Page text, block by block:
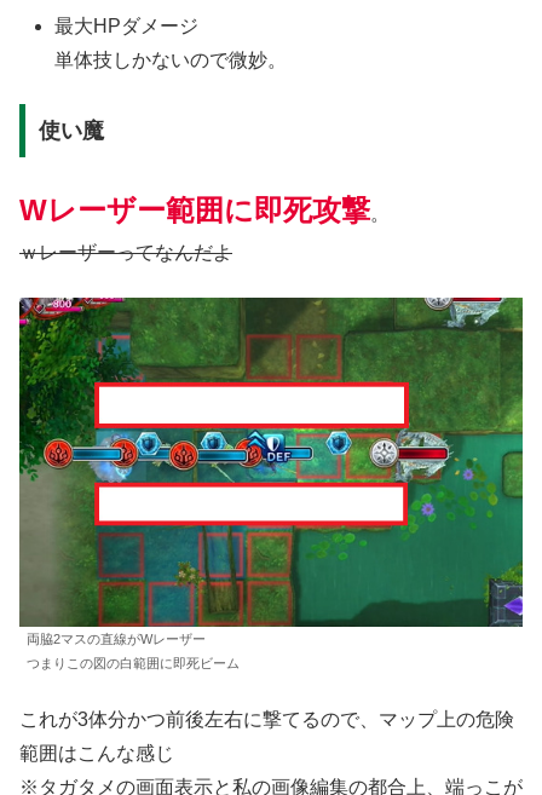
最大HPダメージ
単体技しかないので微妙。
使い魔
Wレーザー範囲に即死攻撃。
ｗレーザーってなんだよ
両脇2マスの直線がWレーザー
つまりこの図の白範囲に即死ビーム
これが3体分かつ前後左右に撃てるので、マップ上の危険
範囲はこんな感じ
※タガタメの画面表示と私の画像編集の都合上、端っこが